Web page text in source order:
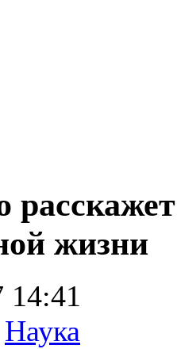
жизни
14:41
Наука